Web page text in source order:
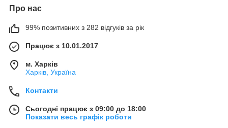
Про нас
99% позитивних з 282 відгуків за рік
Працює з 10.01.2017
м. Харків
Харків, Україна
Контакти
Сьогодні працює з 09:00 до 18:00
Показати весь графік роботи